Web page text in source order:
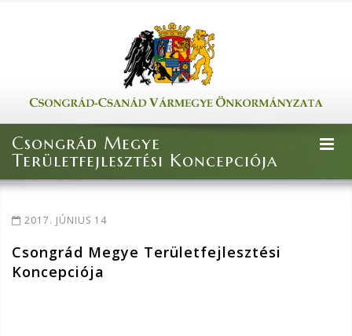
Csongrád Megye
Területfejlesztési Koncepciója
2017. JÚNIUS 14
Csongrád Megye Területfejlesztési
Koncepciója